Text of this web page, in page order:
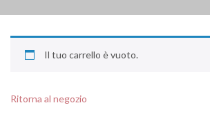
Il tuo carrello è vuoto.
Ritorna al negozio